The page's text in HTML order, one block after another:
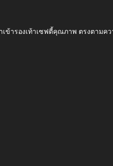
ข้ารองเท้าเซฟตี้คุณภาพ ตรงตาม